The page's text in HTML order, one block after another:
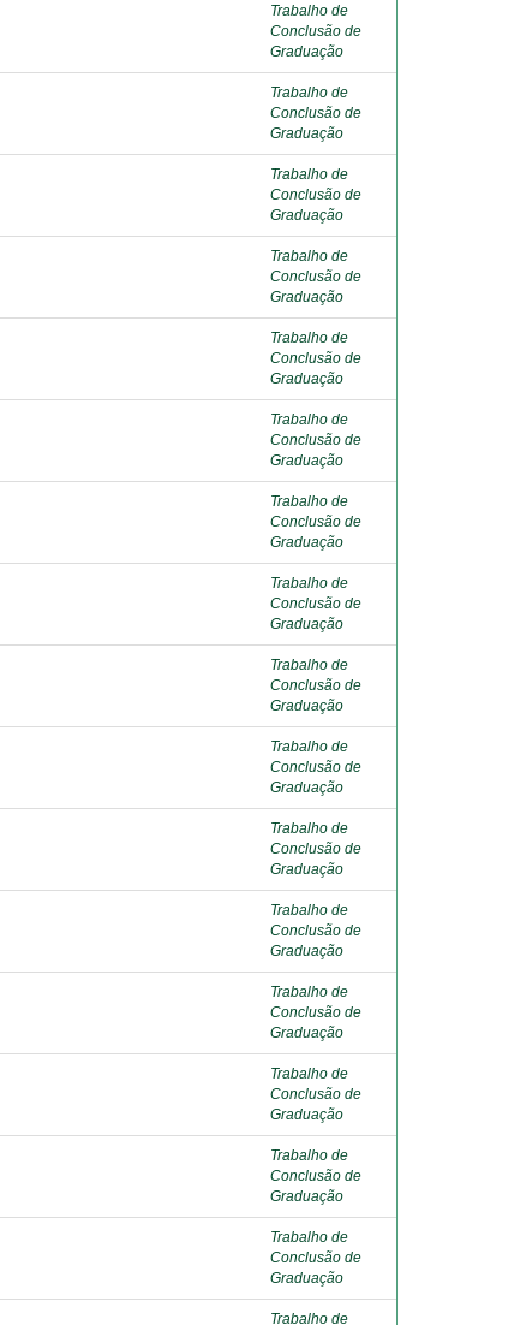
Trabalho de
Conclusão de
Graduação
Trabalho de
Conclusão de
Graduação
Trabalho de
Conclusão de
Graduação
Trabalho de
Conclusão de
Graduação
Trabalho de
Conclusão de
Graduação
Trabalho de
Conclusão de
Graduação
Trabalho de
Conclusão de
Graduação
Trabalho de
Conclusão de
Graduação
Trabalho de
Conclusão de
Graduação
Trabalho de
Conclusão de
Graduação
Trabalho de
Conclusão de
Graduação
Trabalho de
Conclusão de
Graduação
Trabalho de
Conclusão de
Graduação
Trabalho de
Conclusão de
Graduação
Trabalho de
Conclusão de
Graduação
Trabalho de
Conclusão de
Graduação
Trabalho de